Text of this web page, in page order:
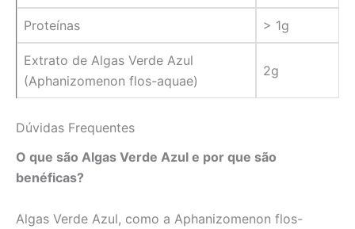
Proteínas > 1g
Extrato de Algas Verde Azul
(Aphanizomenon flos-aquae)
2g
Dúvidas Frequentes
O que são Algas Verde Azul e por que são
benéficas?
Algas Verde Azul, como a Aphanizomenon flos-